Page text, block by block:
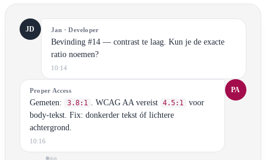
JD Jan · Developer
Bevinding #14 — contrast te laag. Kun je de exacte
ratio noemen?
10:14
PA
Proper Access
Gemeten: 3.8:1 . WCAG AA vereist 4.5:1
voor
body-tekst. Fix: donkerder tekst óf lichtere
achtergrond.
10:16